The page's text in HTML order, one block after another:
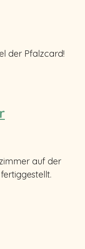
der Pfalzcard!
auf der